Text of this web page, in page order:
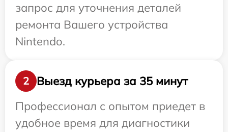
запрос для уточнения деталей
ремонта Вашего устройства
Nintendo.
2
Выезд курьера за 35 минут
Профессионал с опытом приедет в
удобное время для диагностики